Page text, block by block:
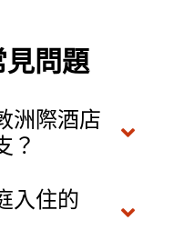
見問題
洲際酒店
？
入住的